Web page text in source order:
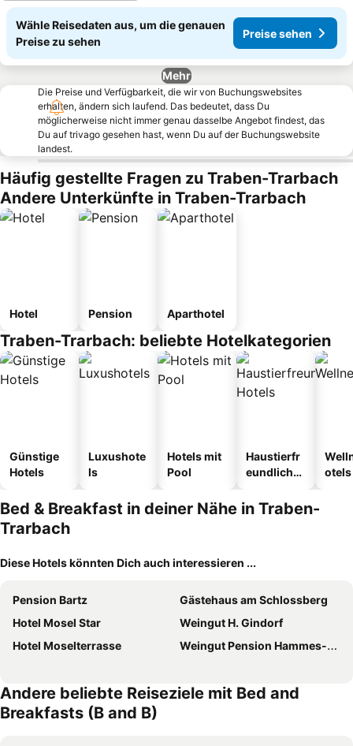
Wähle Reisedaten aus, um die genauen
Preise zu sehen
Preise sehen
Mehr
Die Preise und Verfügbarkeit, die wir von Buchungswebsites
erhalten, ändern sich laufend. Das bedeutet, dass Du
möglicherweise nicht immer genau dasselbe Angebot findest, das
Du auf trivago gesehen hast, wenn Du auf der Buchungswebsite
landest.
Häufig gestellte Fragen zu Traben-Trarbach
Andere Unterkünfte in Traben-Trarbach
Hotel Pension Aparthotel
Traben-Trarbach: beliebte Hotelkategorien
Günstige
Hotels
Luxushote
ls
Hotels mit
Pool
Haustierfr
eundliche
otels
Bed & Breakfast in deiner Nähe in Traben-
Trarbach
Diese Hotels könnten Dich auch interessieren ...
Pension Bartz
Gästehaus am Schlossberg
Hotel Mosel Star
Weingut H. Gindorf
Hotel Moselterrasse
Weingut Pension Hammes-Krüger
Andere beliebte Reiseziele mit Bed and
Breakfasts (B and B)